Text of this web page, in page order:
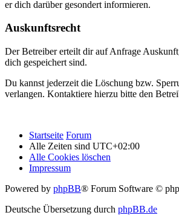
er dich darüber gesondert informieren.
Auskunftsrecht
Der Betreiber erteilt dir auf Anfrage
dich gespeichert sind.
Du kannst jederzeit die Löschung bzw.
verlangen. Kontaktiere hierzu bitte den
Startseite Forum
Alle Zeiten sind UTC+02:00
Alle Cookies löschen
Impressum
Powered by phpBB® Forum Software ©
Deutsche Übersetzung durch phpBB.de